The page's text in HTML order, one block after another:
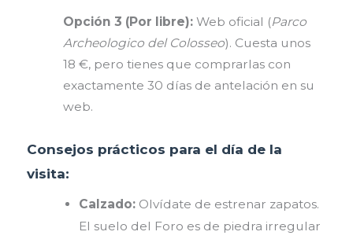
Opción 3 (Por libre): Web oficial (Parco
Archeologico del Colosseo). Cuesta unos
18 €, pero tienes que comprarlas con
exactamente 30 días de antelación en su
web.
Consejos prácticos para el día de la
visita:
Calzado: Olvídate de estrenar zapatos.
El suelo del Foro es de piedra irregular